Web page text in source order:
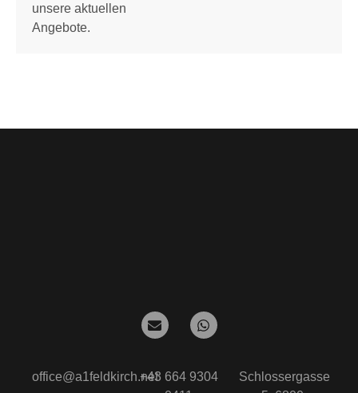
unsere aktuellen
Angebote.
office@a1feldkirch.net+43 664 9304
Schlossergasse